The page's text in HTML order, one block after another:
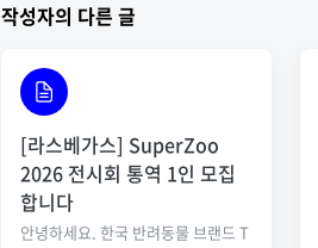
작성자의 다른 글
[라스베가스] SuperZoo
2026 전시회 통역 1인 모집
합니다
안녕하세요. 한국 반려동물 브랜드 T